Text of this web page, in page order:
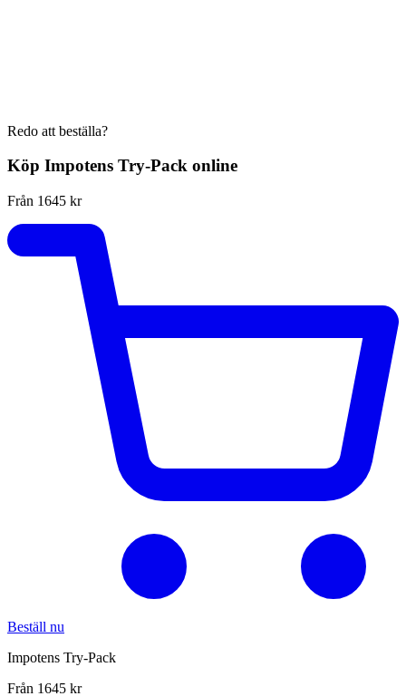
Redo att beställa?
Köp Impotens Try-Pack online
Från 1645 kr
Beställ nu
Impotens Try-Pack
Från 1645 kr